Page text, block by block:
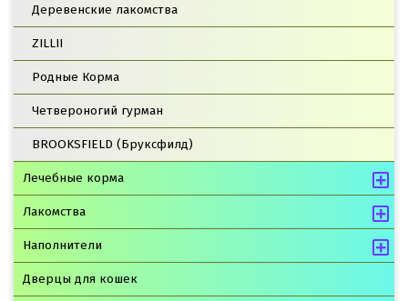
Деревенские лакомства
ZILLII
Родные Корма
Четвероногий гурман
BROOKSFIELD (Бруксфилд)
Лечебные корма
Лакомства
Наполнители
Дверцы для кошек